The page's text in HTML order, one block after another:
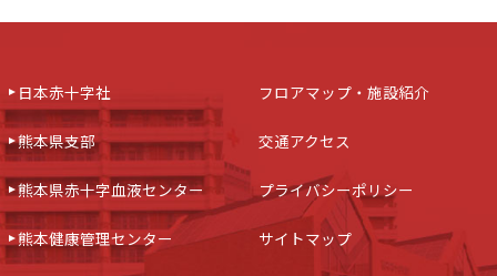
日本赤十字社
熊本県支部
熊本県赤十字血液センター
熊本健康管理センター
フロアマップ・施設紹介
交通アクセス
プライバシーポリシー
サイトマップ